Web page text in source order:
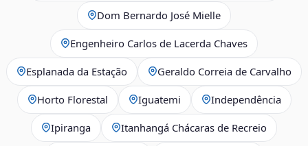
Dom Bernardo José Mielle
Engenheiro Carlos de Lacerda Chaves
Esplanada da Estação Geraldo Correia de Carvalho
Horto Florestal Iguatemi Independência
Ipiranga Itanhangá Chácaras de Recreio